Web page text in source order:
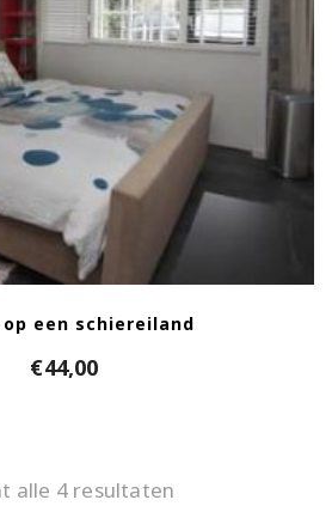
een schiereiland
€44,00
alle 4 resultaten